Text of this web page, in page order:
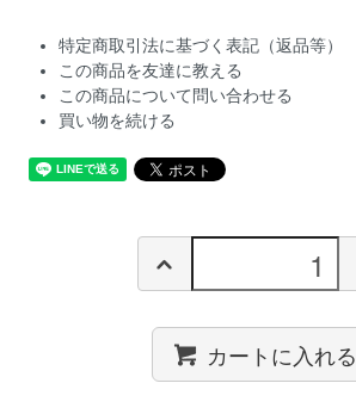
特定商取引法に基づく表記（返品等）
この商品を友達に教える
この商品について問い合わせる
買い物を続ける
カートに入れる